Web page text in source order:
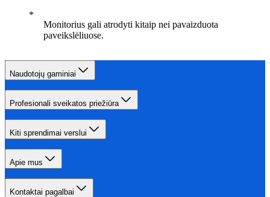
Monitorius gali atrodyti kitaip nei pavaizduota
paveikslėliuose.
Naudotojų gaminiai
Profesionali sveikatos priežiūra
Kiti sprendimai verslui
Apie mus
Kontaktai pagalbai